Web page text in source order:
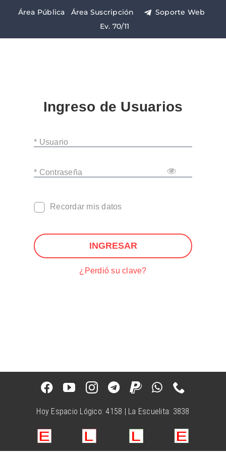
Área Pública Área Suscripción
Soporte Web
Ev. 70/11
Ingreso de Usuarios
* Usuario
* Contraseña
Recordar mis datos
INGRESAR
¿Perdió su clave?
Hoy Espacio Lógico: 4158 | La Escuelita: 3838